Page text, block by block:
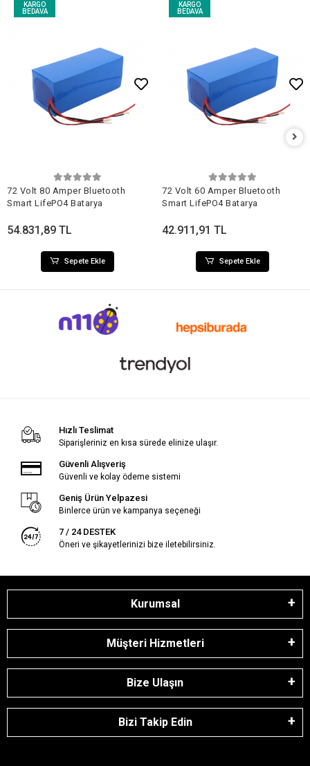
KARGO
BEDAVA
Sepete Ekle
72 Volt 80 Amper Bluetooth
Smart LifePO4 Batarya
54.831,89 TL
Sepete Ekle
KARGO
BEDAVA
Sepete Ekle
72 Volt 60 Amper Bluetooth
Smart LifePO4 Batarya
42.911,91 TL
Sepete Ekle
Hızlı Teslimat
Siparişleriniz en kısa sürede elinize ulaşır.
Güvenli Alışveriş
Güvenli ve kolay ödeme sistemi
Geniş Ürün Yelpazesi
Binlerce ürün ve kampanya seçeneği
7 / 24 DESTEK
Öneri ve şikayetlerinizi bize iletebilirsiniz.
Kurumsal
Müşteri Hizmetleri
Bize Ulaşın
Bizi Takip Edin